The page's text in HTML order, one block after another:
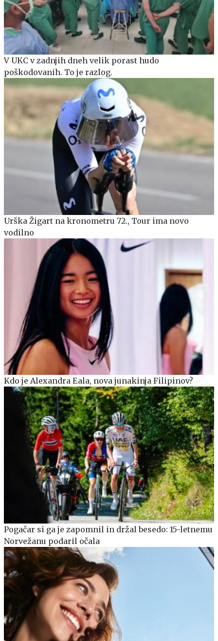
V UKC v zadnjih dneh velik porast hudo
poškodovanih. To je razlog.
Urška Žigart na kronometru 72., Tour ima novo
vodilno
Kdo je Alexandra Eala, nova junakinja Filipinov?
Pogačar si ga je zapomnil in držal besedo: 15-letnemu
Norvežanu podaril očala